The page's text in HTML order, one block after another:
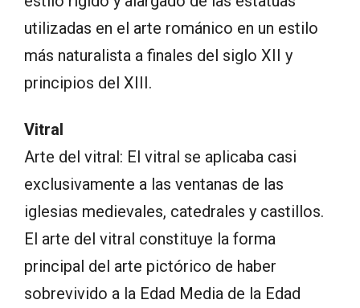
utilizadas en el arte románico en un estilo
más naturalista a finales del siglo XII y
principios del XIII.
Vitral
Arte del vitral: El vitral se aplicaba casi
exclusivamente a las ventanas de las
iglesias medievales, catedrales y castillos.
El arte del vitral constituye la forma
principal del arte pictórico de haber
sobrevivido a la Edad Media de la Edad